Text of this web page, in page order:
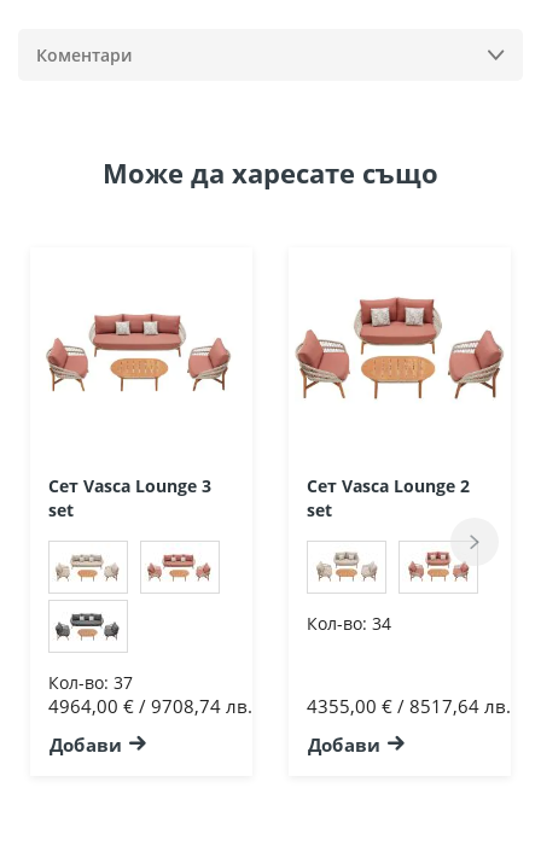
Коментари
Може да харесате също
Сет Vasca Lounge 3
set
Кол-во: 37
4964,00 € / 9708,74 лв.
Добави
Сет Vasca Lounge 2
set
Кол-во: 34
4355,00 € / 8517,64 лв.
Добави